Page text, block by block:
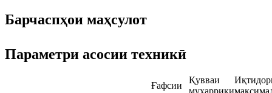
Барчаспҳои маҳсулот
Параметри асосии техникӣ
Ғафсии
Қувваи
муҳаррики